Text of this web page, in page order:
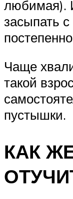
любимая).
засыпать
Чаще
такой
пустышки.
КАК